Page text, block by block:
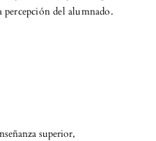
superior,
percepción del alumnado.